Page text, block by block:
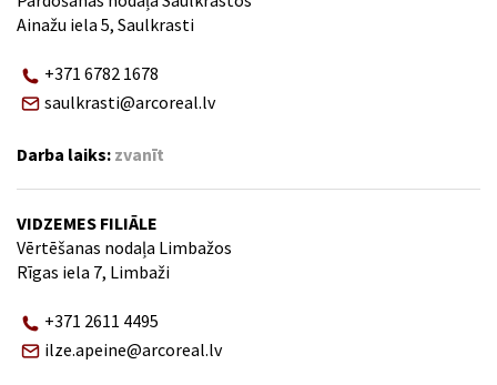
Ainažu iela 5, Saulkrasti
+371 6782 1678
saulkrasti@arcoreal.lv
Darba laiks: zvanīt
VIDZEMES FILIĀLE
Vērtēšanas nodaļa Limbažos
Rīgas iela 7, Limbaži
+371 2611 4495
ilze.apeine@arcoreal.lv